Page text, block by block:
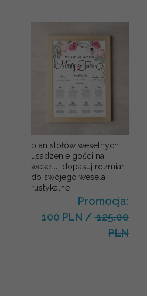
plan stołów weselnych
usadzenie gości na
weselu, dopasuj rozmiar
do swojego wesela
rustykalne
Promocja:
100 PLN /125.00
PLN